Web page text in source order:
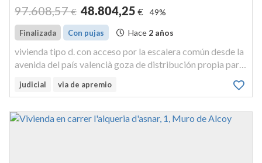
97.608,57 € 48.804,25 € 49%
Finalizada Con pujas Hace 2 años
vivienda tipo d. con acceso por la escalera común desde la
avenida del país valencià goza de distribución propia para
repercusión de elementos comunes, y 58,86 m² útiles
judicial via de apremio